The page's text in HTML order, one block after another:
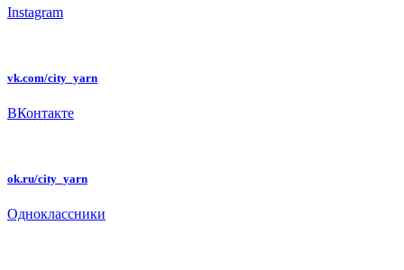
Instagram
vk.com/city_yarn
ВКонтакте
ok.ru/city_yarn
Одноклассники